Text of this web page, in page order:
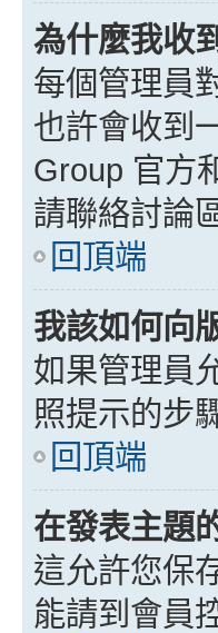
為什麼我收
每個管理員
也許會收到
Group 官方
請聯絡討論
回頂端
我該如何向
如果管理員
照提示的步
回頂端
在發表主題
這允許您保
能請到會員